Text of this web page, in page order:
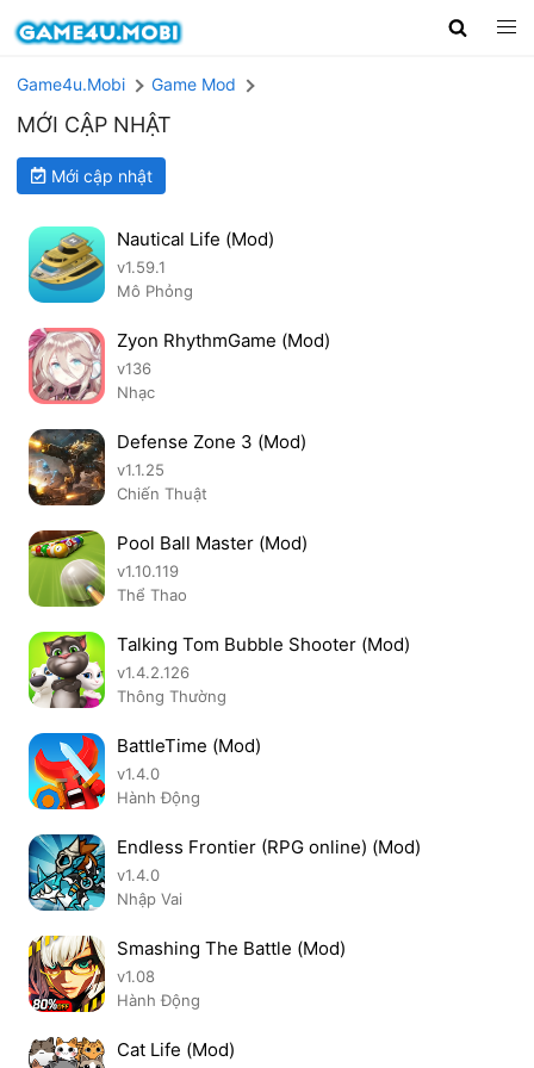
Game4u.Mobi Game Mod
MỚI CẬP NHẬT
Mới cập nhật
Nautical Life (Mod)
v1.59.1
Mô Phỏng
Zyon RhythmGame (Mod)
v136
Nhạc
Defense Zone 3 (Mod)
v1.1.25
Chiến Thuật
Pool Ball Master (Mod)
v1.10.119
Thể Thao
Talking Tom Bubble Shooter (Mod)
v1.4.2.126
Thông Thường
BattleTime (Mod)
v1.4.0
Hành Động
Endless Frontier (RPG online) (Mod)
v1.4.0
Nhập Vai
Smashing The Battle (Mod)
v1.08
Hành Động
Cat Life (Mod)